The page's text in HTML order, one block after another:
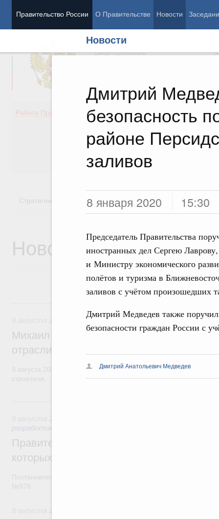
Правительство России О Правительстве Новости
Новости
Дмитрий
безопасность
районе
заливов
8 января 2020 15:30
Председатель Правительства
иностранных дел Сергею
и Министру экономического
полётов и туризма в
заливов с учётом произошедших
Дмитрий Медведев также
безопасности граждан России с
Дмитрий Анатольевич Медведев
Председатель Правительства
Вице-премьеры
Работа Правительства
Демография
Здоровье
Образование
Культура
Государство
Стратегии Государственные программы
Новости
Регулирование в сфере строительства
Михаил Мишустин поздравил
отрасли с профессиональным
9 августа 2026 года отмечается профессиональный праздник
разработок
Правительство расширило перечень
которых освобождаются от НДФЛ